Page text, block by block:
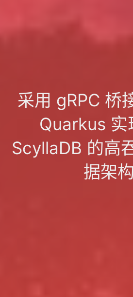
采用 gRPC 桥
Quarkus 实
ScyllaDB 的高
据架构